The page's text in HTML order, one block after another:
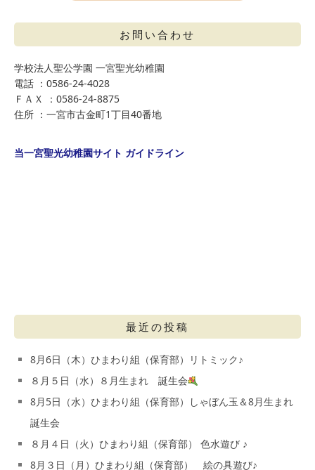
お問い合わせ
学校法人聖公学園 一宮聖光幼稚園
電話 ：0586-24-4028
ＦＡＸ ：0586-24-8875
住所 ：一宮市古金町1丁目40番地
当一宮聖光幼稚園サイト ガイドライン
最近の投稿
8月6日（木）ひまわり組（保育部）リトミック♪
８月５日（水）８月生まれ 誕生会
8月5日（水）ひまわり組（保育部）しゃぼん玉＆8月生まれ
誕生会
８月４日（火）ひまわり組（保育部） 色水遊び ♪
8月３日（月）ひまわり組（保育部） 絵の具遊び♪